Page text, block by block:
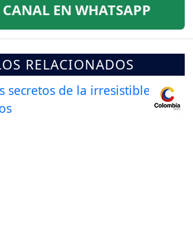
EN WHATSAPP
RELACIONADOS